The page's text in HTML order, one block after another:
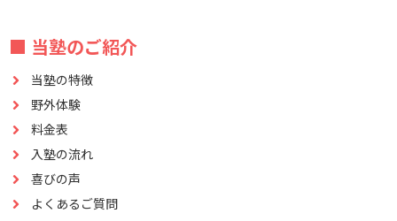
■ 当塾のご紹介
当塾の特徴
野外体験
料金表
入塾の流れ
喜びの声
よくあるご質問